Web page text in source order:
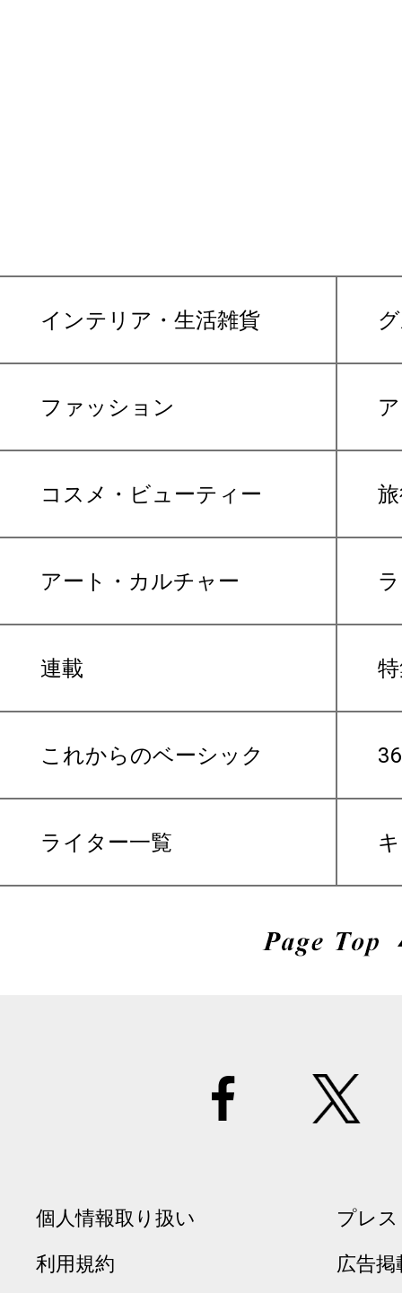
インテリア・生活雑貨
ファッション
コスメ・ビューティー
アート・カルチャー
連載
これからのベーシック
ライター一覧
個人情報取り扱い
利用規約
プレ
広告掲